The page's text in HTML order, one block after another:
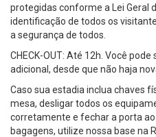
protegidas conforme a Lei Geral
identificação de todos os
a segurança de todos.
CHECK-OUT: Até 12h. Você
adicional, desde que não haja
Caso sua estadia inclua chaves
mesa, desligar todos os
corretamente e fechar a porta
bagagens, utilize nossa base na